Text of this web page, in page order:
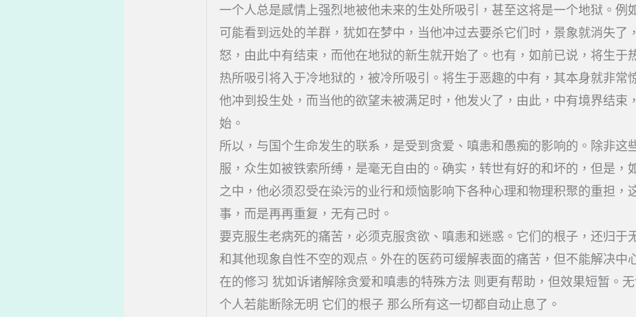
一个人总是感情上强烈地被他未来的生处所吸引，甚至这将是一个地狱。例
可能看到远处的羊群，犹如在梦中，当他冲过去要杀它们时，景象就消失了
怒，由此中有结束，而他在地狱的新生就开始了。也有，如前已说，将生于
热所吸引将入于冷地狱的，被冷所吸引。将生于恶趣的中有，其本身就非常
他冲到投生处，而当他的欲望未被满足时，他发火了，由此，中有境界结束
始。
所以，与国个生命发生的联系，是受到贪爱、嗔恚和愚痴的影响的。除非这
服，众生如被铁索所缚，是毫无自由的。确实，转世有好的和坏的，但是，
之中，他必须忍受在染污的业行和烦恼影响下各种心理和物理积聚的重担，
事，而是再再重复，无有己时。
要克服生老病死的痛苦，必须克服贪欲、嗔恚和迷惑。它们的根子，还归于
和其他现象自性不空的观点。外在的医药可缓解表面的痛苦，但不能解决中
在的修习 犹如诉诸解除贪爱和嗔恚的特殊方法 则更有帮助，但效果短暂。
个人若能断除无明 它们的根子 那么所有这一切都自动止息了。